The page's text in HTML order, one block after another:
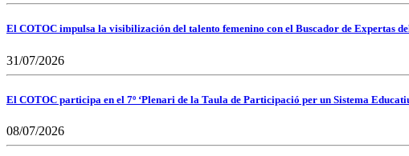
El COTOC impulsa la visibilización del talento femenino con el Buscador de Expertas
31/07/2026
El COTOC participa en el 7º ‘Plenari de la Taula de Participació per un Sistema
08/07/2026